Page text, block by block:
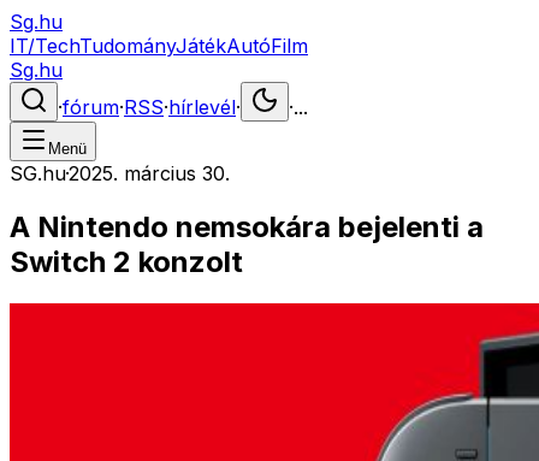
Sg.hu
IT/TechTudományJátékAutóFilm
Sg.hu
·fórum·RSS·hírlevél· ·...
Menü
SG.hu·2025. március 30.
A Nintendo nemsokára bejelenti a
Switch 2 konzolt